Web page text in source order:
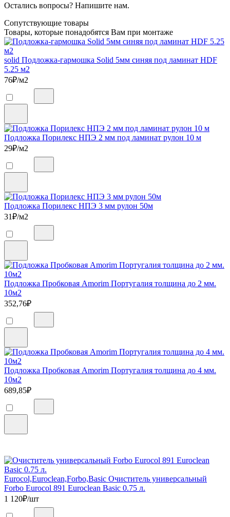
Остались вопросы? Напишите нам.
Сопутствующие товары
Товары, которые понадобятся Вам при монтаже
solid Подложка-гармошка Solid 5мм синяя под ламинат HDF
5.25 м2
76₽/м2
Подложка Порилекс НПЭ 2 мм под ламинат рулон 10 м
29₽/м2
Подложка Порилекс НПЭ 3 мм рулон 50м
31₽/м2
Подложка Пробковая Amorim Португалия толщина до 2 мм.
10м2
352,76₽
Подложка Пробковая Amorim Португалия толщина до 4 мм.
10м2
689,85₽
Eurocol,Euroclean,Forbo,Basic Очиститель универсальный
Forbo Eurocol 891 Euroclean Basic 0.75 л.
1 120₽/шт